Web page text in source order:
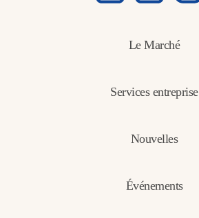
Le Marché
Services entreprise
Nouvelles
Événements